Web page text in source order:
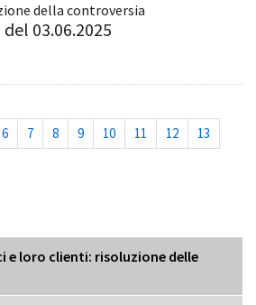
della controversia
03.06.2025
6 7 8 9 10 11 12
13
e loro clienti: risoluzione delle